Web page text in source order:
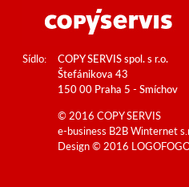
Sídlo:
COPY SERVIS spol. s r.o.
Štefánikova 43
150 00 Praha 5 - Smíchov
© 2016 COPY SERVIS
e-business B2BWinternet
Design © 2016